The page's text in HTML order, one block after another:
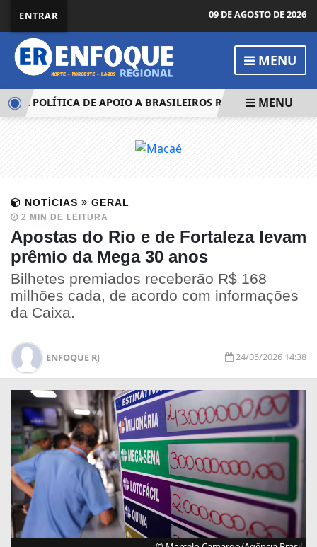
ENTRAR 09 DE AGOSTO DE 2026
MENU
POLÍTICA DE APOIO A BRASILEIROS REPATRIADOS E
MENU
NOTÍCIAS GERAL
2 MIN DE LEITURA
Apostas do Rio e de Fortaleza levam
prêmio da Mega 30 anos
Bilhetes premiados receberão R$ 168
milhões cada, de acordo com informações
da Caixa.
ENFOQUE RJ 24/05/2026 14:38